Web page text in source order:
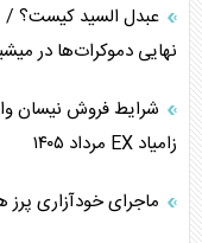
همسویی عربستان با
ترامپ و توهم خلع
چرا کویت به دنبال
اعتراف غرب به قدرت
عبدل السید کیست؟ /
نهایی دموکرات‌ها در
شرایط فروش نیسان
زامیاد EX مرداد ۱۴۰۵
ماجرای خودآزاری پرز